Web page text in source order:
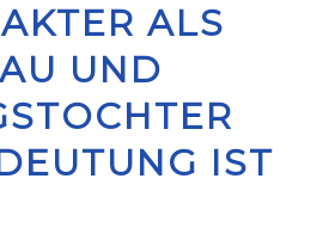
ALS
UND
IST